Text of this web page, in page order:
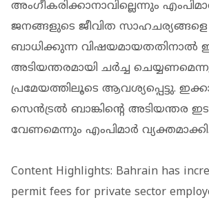
അംഗീകരിക്കാനാവില്ലെന്നും
ജനങ്ങളുടെ ജീവിത സാഹചര്യങ്ങളെ
ബാധിക്കുന്ന വിഷയമായതതിനാല്‍
അടിയന്തരമായി ചര്‍ച്ച
പ്രമേയത്തിലൂടെ ആവശ്യപ്പെട്ടു.
സെന്‍ട്രല്‍ ബാങ്കിന്റെ അടിയന്തര
വേണമെന്നും എംപിമാര്‍ വ്യക്തമാക്കി.
Content Highlights: Bahrain has
permit fees for private sector